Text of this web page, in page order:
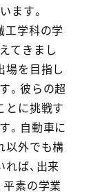
ます。
工学科の学
てきまし
場を目指し
。彼らの超
とに挑戦す
。自動車に
以外でも構
ば、出来
平素の学業